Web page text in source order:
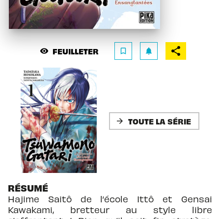
visibility FEUILLETER bookmark_border notifications
arrow_forward TOUTE LA SÉRIE
RÉSUMÉ
Hajime Saitô de l’école Ittô et Gensai
Kawakami, bretteur au style libre